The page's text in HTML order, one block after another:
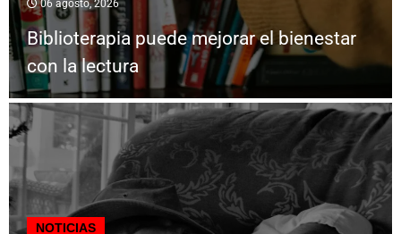
06 agosto, 2026
Biblioterapia puede mejorar el bienestar
con la lectura
NOTICIAS